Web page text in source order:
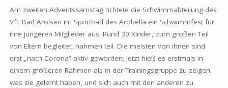
Am zweiten Adventssamstag richtete die Schwimmabteilung des
VfL Bad Arolsen im Sportbad des Arobella ein Schwimmfest für
ihre jüngeren Mitglieder aus. Rund 30 Kinder, zum großen Teil
von Eltern begleitet, nahmen teil. Die meisten von ihnen sind
erst „nach Corona“ aktiv geworden; jetzt hieß es erstmals in
einem größeren Rahmen als in der Trainingsgruppe zu zeigen,
was sie gelernt haben, und sich auch mit den anderen zu